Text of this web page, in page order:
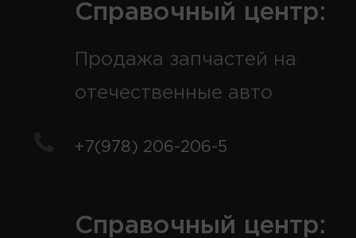
Справочный центр:
Продажа запчастей на
отечественные авто
+7(978) 206-206-5
Справочный центр: